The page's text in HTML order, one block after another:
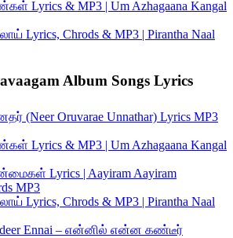
Lyrics & MP3 | Um Azhagaana Kangal
Lyrics, Chrods & MP3 | Pirantha Naal
Album Songs Lyrics
(Neer Oruvarae Unnathar) Lyrics MP3
Lyrics & MP3 | Um Azhagaana Kangal
Lyrics | Aayiram Aayiram
MP3
Lyrics, Chrods & MP3 | Pirantha Naal
Ennai – என்னில் என்ன கண்டீர்